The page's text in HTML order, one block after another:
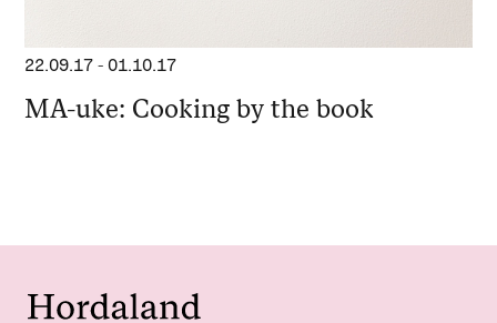
22.09.17 -01.10.17
MA-uke: Cooking by the book